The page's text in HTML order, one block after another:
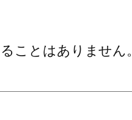
ことはありません。